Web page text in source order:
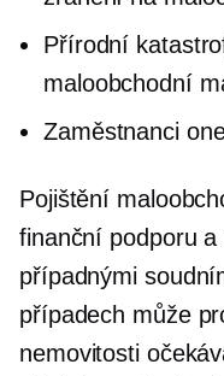
Přírodní
maloobchodní
Zaměstnanci
Pojištění
finanční podporu
případnými
případech může
nemovitosti